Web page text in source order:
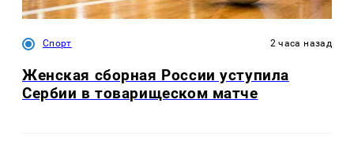
Спорт 2 часа назад
Женская сборная России уступила
Сербии в товарищеском матче